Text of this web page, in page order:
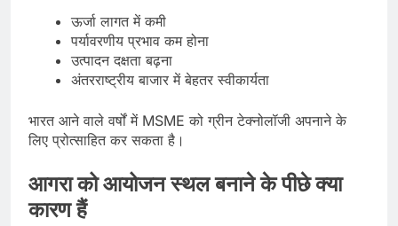
ऊर्जा लागत में कमी
पर्यावरणीय प्रभाव कम होना
उत्पादन दक्षता बढ़ना
अंतरराष्ट्रीय बाजार में बेहतर स्वीकार्यता
भारत आने वाले वर्षों में MSME को ग्रीन टेक्नोलॉजी अपनाने के
लिए प्रोत्साहित कर सकता है।
आगरा को आयोजन स्थल बनाने के पीछे क्या
कारण हैं